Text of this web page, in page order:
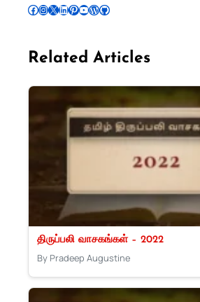
Follow Pradeep on Facebook Follow Pradeep on InstagramFollow Pradeep on X Follow Pradeep on LinkedIn Follow Pradeep on Pinterest Subscribe to Pradeep’s Youtube Channel Follow Pradeep on WordPress Follow Pradeep on GitHub
Related Articles
திருப்பலி வாசகங்கள் – 2022
By Pradeep Augustine